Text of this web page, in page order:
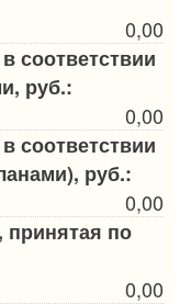
0,00
соответствии
руб.:
0,00
соответствии
руб.:
0,00
принятая по
0,00